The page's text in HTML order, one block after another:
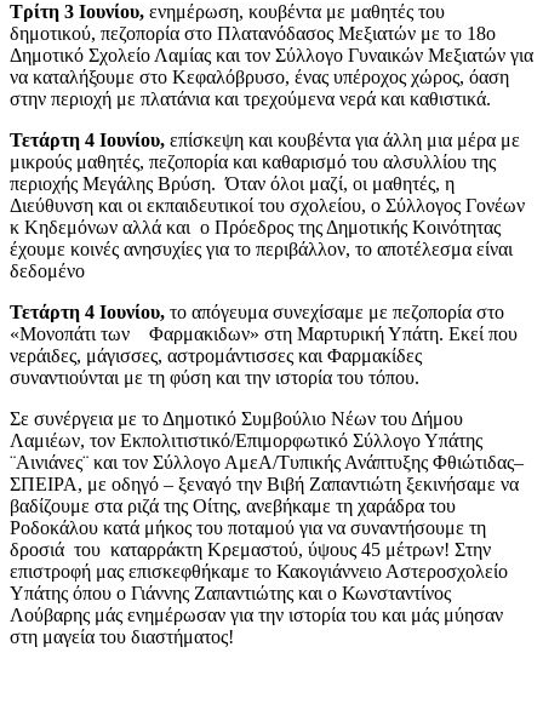
Τρίτη 3 Ιουνίου, ενημέρωση, κουβέντα με μαθητές του
δημοτικού, πεζοπορία στο Πλατανόδασος Μεξιατών με το 18ο
Δημοτικό Σχολείο Λαμίας και τον Σύλλογο Γυναικών Μεξιατών για
να καταλήξουμε στο Κεφαλόβρυσο, ένας υπέροχος χώρος, όαση
στην περιοχή με πλατάνια και τρεχούμενα νερά και καθιστικά.
Τετάρτη 4 Ιουνίου, επίσκεψη και κουβέντα για άλλη μια μέρα με
μικρούς μαθητές, πεζοπορία και καθαρισμό του αλσυλλίου της
περιοχής Μεγάλης Βρύση. Όταν όλοι μαζί, οι μαθητές, η
Διεύθυνση και οι εκπαιδευτικοί του σχολείου, ο Σύλλογος Γονέων
κ Κηδεμόνων αλλά και ο Πρόεδρος της Δημοτικής Κοινότητας
έχουμε κοινές ανησυχίες για το περιβάλλον, το αποτέλεσμα είναι
δεδομένο
Τετάρτη 4 Ιουνίου, το απόγευμα συνεχίσαμε με πεζοπορία στο
«Μονοπάτι των Φαρμακιδων» στη Μαρτυρική Υπάτη. Εκεί που
νεράιδες, μάγισσες, αστρομάντισσες και Φαρμακίδες
συναντιούνται με τη φύση και την ιστορία του τόπου.
Σε συνέργεια με το Δημοτικό Συμβούλιο Νέων του Δήμου
Λαμιέων, τον Εκπολιτιστικό/Επιμορφωτικό Σύλλογο Υπάτης
¨Αινιάνες¨ και τον Σύλλογο ΑμεΑ/Τυπικής Ανάπτυξης Φθιώτιδας–
ΣΠΕΙΡΑ, με οδηγό – ξεναγό την Βιβή Ζαπαντιώτη ξεκινήσαμε να
βαδίζουμε στα ριζά της Οίτης, ανεβήκαμε τη χαράδρα του
Ροδοκάλου κατά μήκος του ποταμού για να συναντήσουμε τη
δροσιά του καταρράκτη Κρεμαστού, ύψους 45 μέτρων! Στην
επιστροφή μας επισκεφθήκαμε το Κακογιάννειο Αστεροσχολείο
Υπάτης όπου ο Γιάννης Ζαπαντιώτης και ο Κωνσταντίνος
Λούβαρης μάς ενημέρωσαν για την ιστορία του και μάς μύησαν
στη μαγεία του διαστήματος!